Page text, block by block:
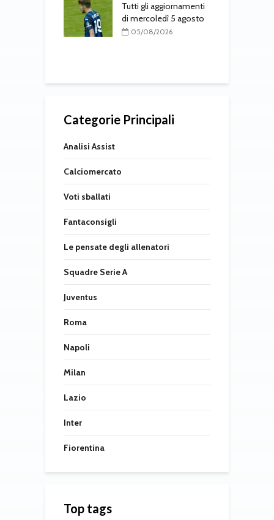
Tutti gli aggiornamenti
di mercoledì 5 agosto
05/08/2026
Categorie Principali
Analisi Assist
Calciomercato
Voti sballati
Fantaconsigli
Le pensate degli allenatori
Squadre Serie A
Juventus
Roma
Napoli
Milan
Lazio
Inter
Fiorentina
Top tags